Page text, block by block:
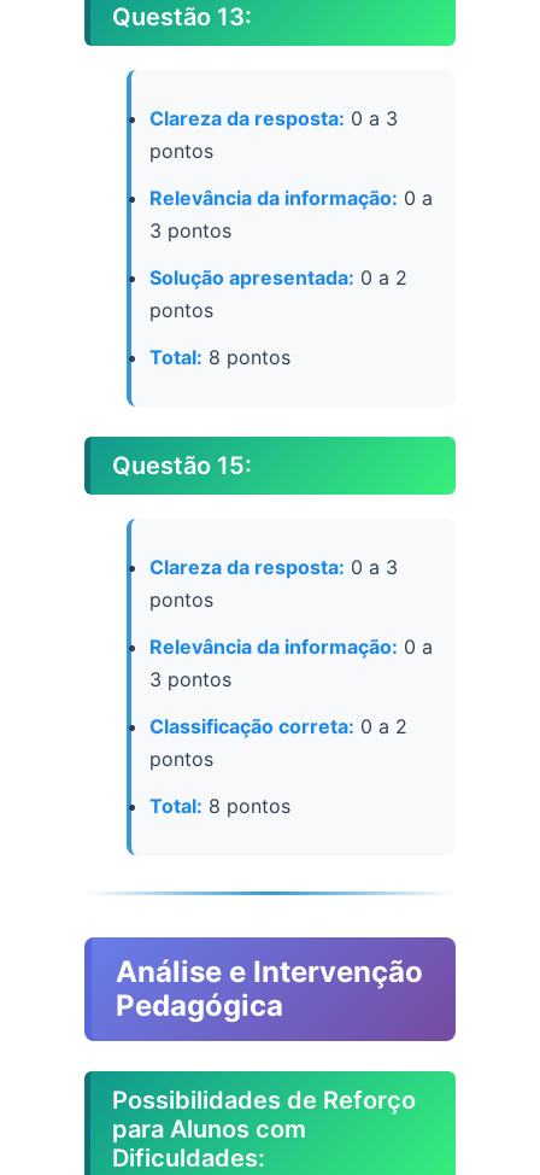
Questão 13:
Clareza da resposta: 0 a 3
pontos
Relevância da informação: 0 a
3 pontos
Solução apresentada: 0 a 2
pontos
Total: 8 pontos
Questão 15:
Clareza da resposta: 0 a 3
pontos
Relevância da informação: 0 a
3 pontos
Classificação correta: 0 a 2
pontos
Total: 8 pontos
Análise e Intervenção
Pedagógica
Possibilidades de Reforço
para Alunos com
Dificuldades: